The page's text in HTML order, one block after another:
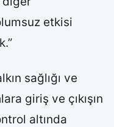
etkisi
sağlığı ve
giriş ve çıkışın
altında